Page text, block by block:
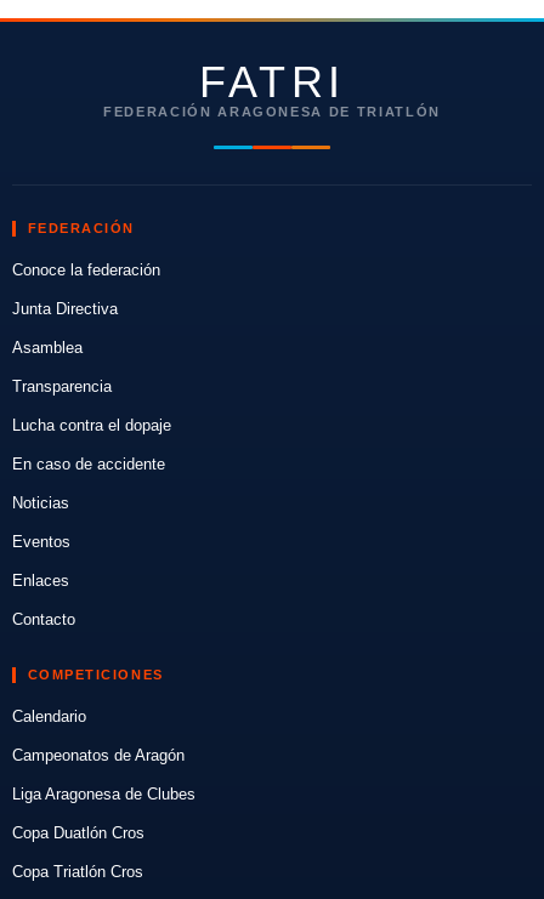
FATRI
FEDERACIÓN ARAGONESA DE TRIATLÓN
FEDERACIÓN
Conoce la federación
Junta Directiva
Asamblea
Transparencia
Lucha contra el dopaje
En caso de accidente
Noticias
Eventos
Enlaces
Contacto
COMPETICIONES
Calendario
Campeonatos de Aragón
Liga Aragonesa de Clubes
Copa Duatlón Cros
Copa Triatlón Cros